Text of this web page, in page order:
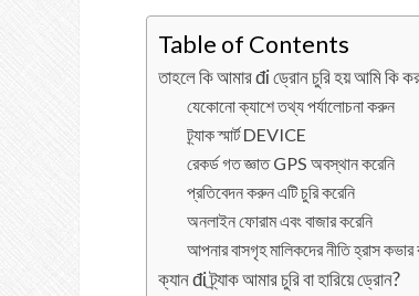
Table of Contents
তাহলে কি আমার đi ড্রোন চুরি হয় আমি কি
যেকোনো ক্যাশে তথ্য পর্যালোচনা করুন
ট্র্যাক স্মার্ট DEVICE
রেকর্ড গত জ্ঞাত GPS অবস্থান করেনি
প্রতিবেদন করুন এটি চুরি করেনি
অনলাইন ফোরাম এবং বাজার করেনি
আপনার বাসগৃহ মালিকদের নীতি হ্রাস কভার
ক্যান đi ট্র্যাক আমার চুরি বা হারিয়ে ড্রোন?